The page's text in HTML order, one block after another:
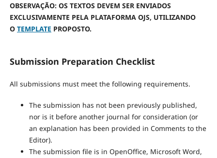
OBSERVAÇÃO: OS TEXTOS DEVEM SER ENVIADOS
EXCLUSIVAMENTE PELA PLATAFORMA OJS, UTILIZANDO
O TEMPLATE PROPOSTO.
Submission Preparation Checklist
All submissions must meet the following requirements.
The submission has not been previously published,
nor is it before another journal for consideration (or
an explanation has been provided in Comments to the
Editor).
The submission file is in OpenOffice, Microsoft Word,